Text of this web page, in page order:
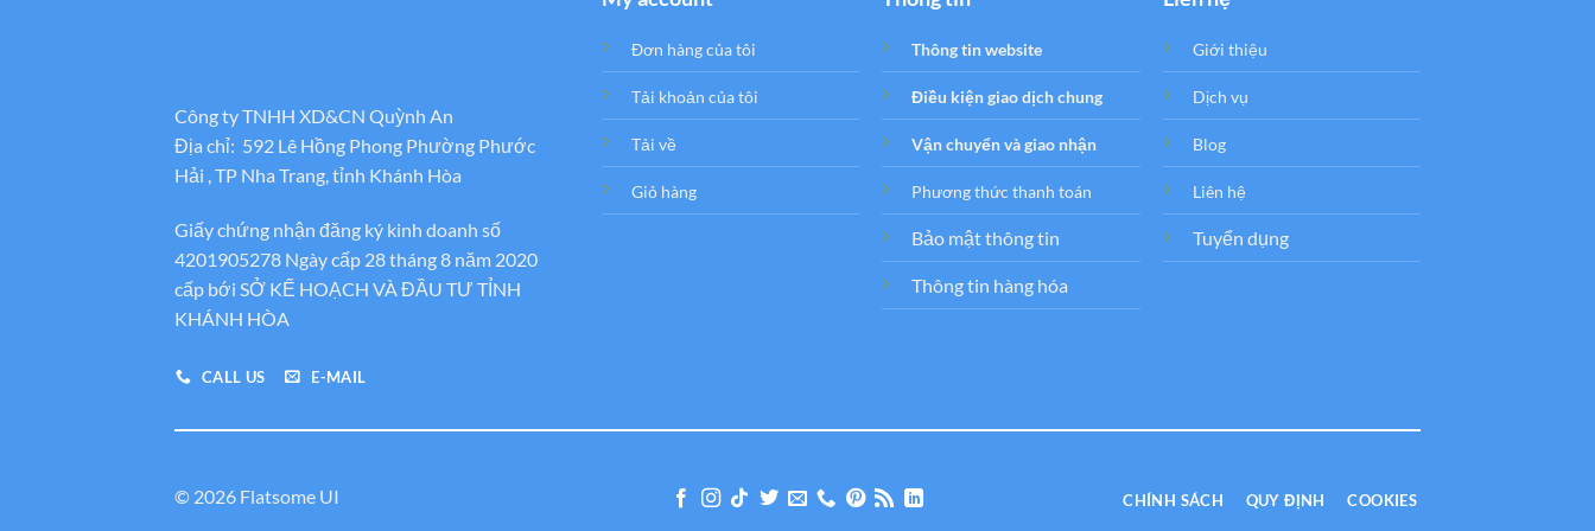
Công ty TNHH XD&CN Quỳnh An
Địa chỉ: 592 Lê Hồng Phong Phường Phước
Hải , TP Nha Trang, tỉnh Khánh Hòa
Giấy chứng nhận đăng ký kinh doanh số
4201905278 Ngày cấp 28 tháng 8 năm 2020
cấp bới SỞ KẾ HOẠCH VÀ ĐẦU TƯ TỈNH
KHÁNH HÒA
CALL US E-MAIL
Đơn hàng của tôi
Tải khoản của tôi
Tải về
Giỏ hàng
Thông tin website
Điều kiện giao dịch chung
Vận chuyển và giao nhận
Phương thức thanh toán
Bảo mật thông tin
Thông tin hàng hóa
Giới thiệu
Dịch vụ
Blog
Liên hệ
Tuyển dụng
© 2026 Flatsome UI CHÍNH SÁCH QUY ĐỊNH COOKIES